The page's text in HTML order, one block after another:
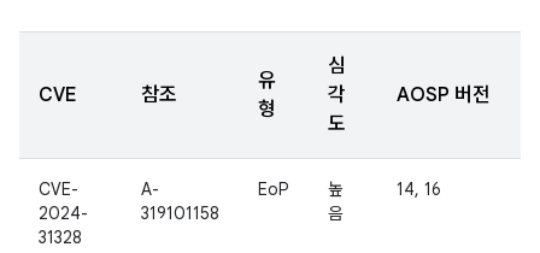
CVE 참조
유
형
심
각
도
AOSP 버전
CVE-
2024-
31328
A-
319101158
EoP
높
음
14, 16